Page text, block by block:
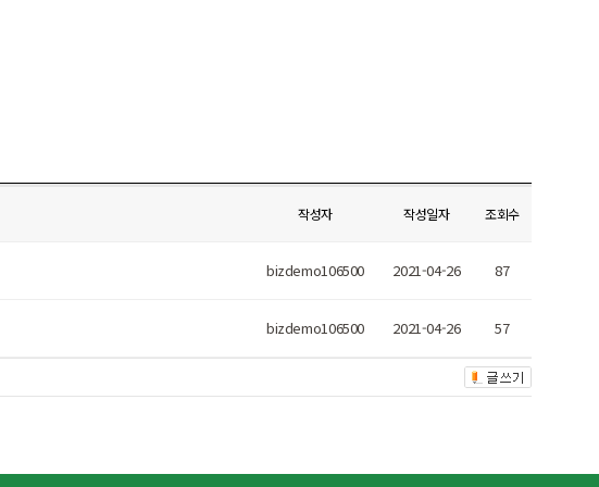
작성자 작성일자 조회수
bizdemo106500 2021-04-26 87
bizdemo106500 2021-04-26 57